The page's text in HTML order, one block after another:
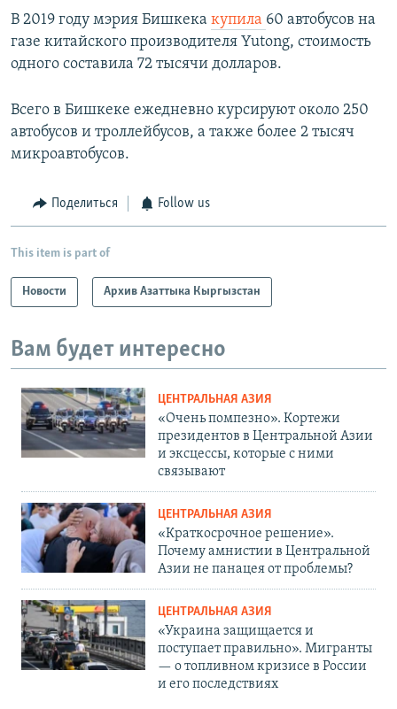
В 2019 году мэрия Бишкека купила 60 автобусов на
газе китайского производителя Yutong, стоимость
одного составила 72 тысячи долларов.
Всего в Бишкеке ежедневно курсируют около 250
автобусов и троллейбусов, а также более 2 тысяч
микроавтобусов.
Поделиться Follow us
This item is part of
Новости Архив Азаттыка Кыргызстан
Вам будет интересно
ЦЕНТРАЛЬНАЯ АЗИЯ
«Очень помпезно». Кортежи
президентов в Центральной Азии
и эксцессы, которые с ними
связывают
ЦЕНТРАЛЬНАЯ АЗИЯ
«Краткосрочное решение».
Почему амнистии в Центральной
Азии не панацея от проблемы?
ЦЕНТРАЛЬНАЯ АЗИЯ
«Украина защищается и
поступает правильно». Мигранты
— о топливном кризисе в России
и его последствиях